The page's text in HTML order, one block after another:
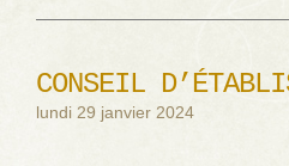
CONSEIL
lundi 29 janvier 2024